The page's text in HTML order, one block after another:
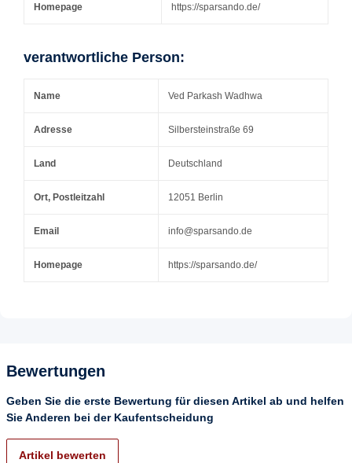
Homepage https://sparsando.de/
verantwortliche Person:
Name Ved Parkash Wadhwa
Adresse Silbersteinstraße 69
Land Deutschland
Ort, Postleitzahl 12051 Berlin
Email info@sparsando.de
Homepage https://sparsando.de/
Bewertungen
Geben Sie die erste Bewertung für diesen Artikel ab und helfen
Sie Anderen bei der Kaufentscheidung
Artikel bewerten